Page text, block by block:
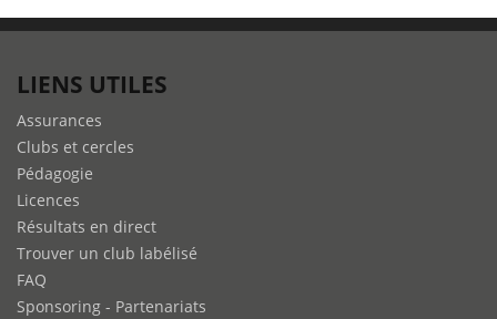
LIENS UTILES
Assurances
Clubs et cercles
Pédagogie
Licences
Résultats en direct
Trouver un club labélisé
FAQ
Sponsoring - Partenariats